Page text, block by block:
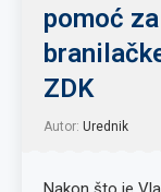
pomoć
ZDK
Autor: Urednik